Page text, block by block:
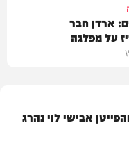
ארדן חבר
על מפלגה
אבישי לוי נהרג